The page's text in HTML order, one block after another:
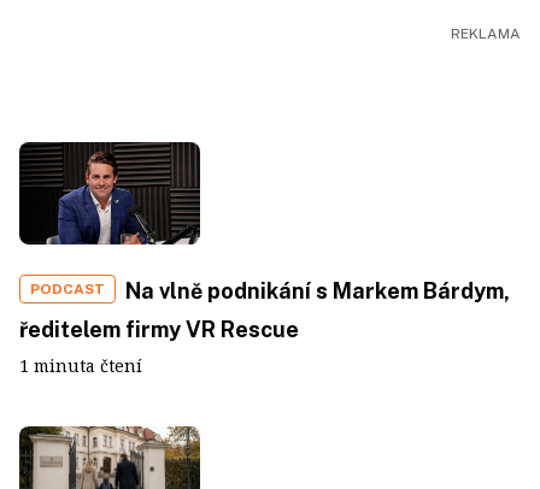
PODCAST
Na vlně podnikání s Markem Bárdym,
ředitelem firmy VR Rescue
1 minuta čtení